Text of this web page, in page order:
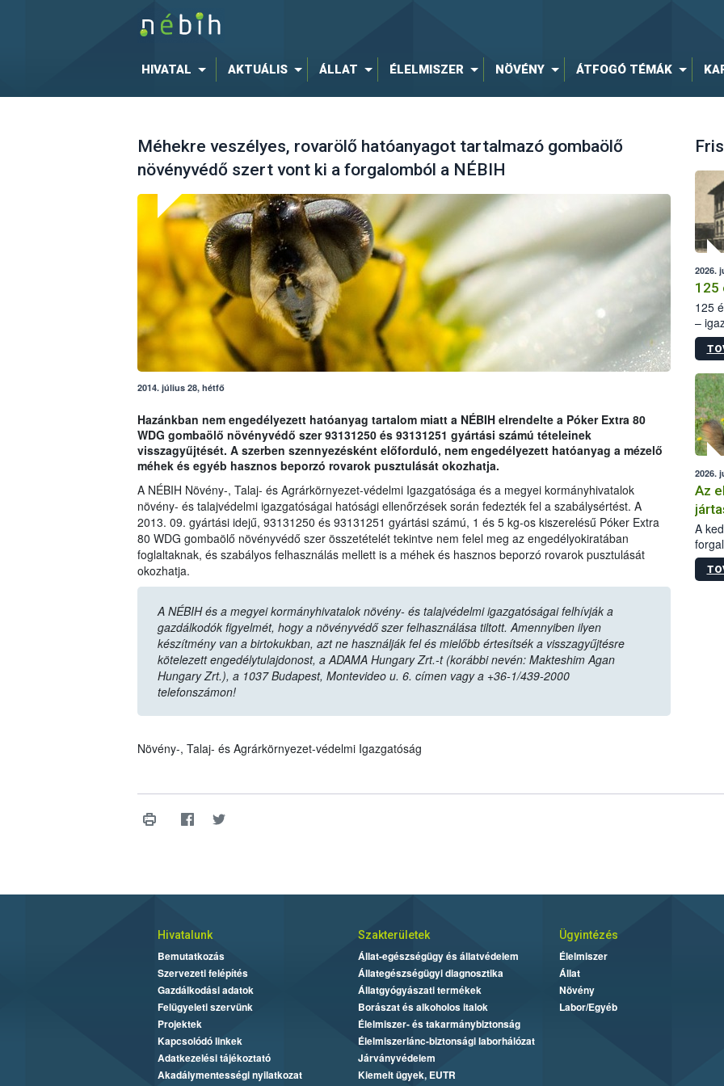
HIVATAL AKTUÁLIS ÁLLAT ÉLELMISZER NÖVÉNY ÁTFOGÓ TÉMÁK
Méhekre veszélyes, rovarölő hatóanyagot tartalmazó gombaölő
növényvédő szert vont ki a forgalomból a NÉBIH
2014. július 28, hétfő
Hazánkban nem engedélyezett hatóanyag tartalom miatt a NÉBIH elrendelte a Póker Extra 80
WDG gombaölő növényvédő szer 93131250 és 93131251 gyártási számú tételeinek
visszagyűjtését. A szerben szennyezésként előforduló, nem engedélyezett hatóanyag a mézelő
méhek és egyéb hasznos beporzó rovarok pusztulását okozhatja.
A NÉBIH Növény-, Talaj- és Agrárkörnyezet-védelmi Igazgatósága és a megyei kormányhivatalok
növény- és talajvédelmi igazgatóságai hatósági ellenőrzések során fedezték fel a szabálysértést. A
2013. 09. gyártási idejű, 93131250 és 93131251 gyártási számú, 1 és 5 kg-os kiszerelésű Póker Extra
80 WDG gombaölő növényvédő szer összetételét tekintve nem felel meg az engedélyokiratában
foglaltaknak, és szabályos felhasználás mellett is a méhek és hasznos beporzó rovarok pusztulását
okozhatja.
A NÉBIH és a megyei kormányhivatalok növény- és talajvédelmi igazgatóságai felhívják a
gazdálkodók figyelmét, hogy a növényvédő szer felhasználása tiltott. Amennyiben ilyen
készítmény van a birtokukban, azt ne használják fel és mielőbb értesítsék a visszagyűjtésre
kötelezett engedélytulajdonost, a ADAMA Hungary Zrt.-t (korábbi nevén: Makteshim Agan
Hungary Zrt.), a 1037 Budapest, Montevideo u. 6. címen vagy a +36-1/439-2000
telefonszámon!
Növény-, Talaj- és Agrárkörnyezet-védelmi Igazgatóság
2026.
125
125
–
15.
2026.
Az
A
Hivatalunk
Bemutatkozás
Szervezeti felépítés
Gazdálkodási adatok
Felügyeleti szervünk
Projektek
Kapcsolódó linkek
Adatkezelési tájékoztató
Akadálymentességi nyilatkozat
Szakterületek
Állat-egészségügy és állatvédelem
Állategészségügyi diagnosztika
Állatgyógyászati termékek
Borászat és alkoholos italok
Élelmiszer- és takarmánybiztonság
Élelmiszerlánc-biztonsági laborhálózat
Járványvédelem
Kiemelt ügyek, EUTR
Ügyintézés
Élelmiszer
Állat
Növény
Labor/Egyéb